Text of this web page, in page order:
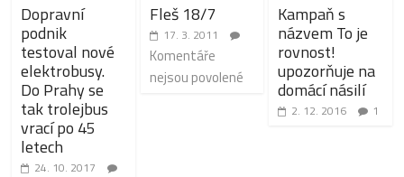
Dopravní
podnik
testoval nové
elektrobusy.
Do Prahy se
tak trolejbus
vrací po 45
letech
24. 10. 2017
Fleš 18/7
17. 3. 2011
Komentáře
nejsou povolené
Kampaň s
názvem To je
rovnost!
upozorňuje na
domácí násilí
2. 12. 2016 1